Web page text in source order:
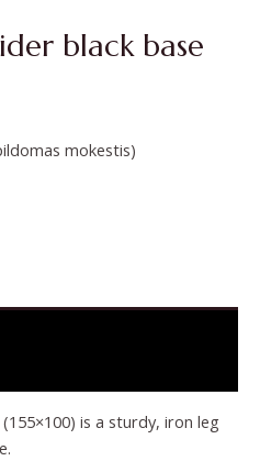
black base
mokestis)
is a sturdy, iron leg